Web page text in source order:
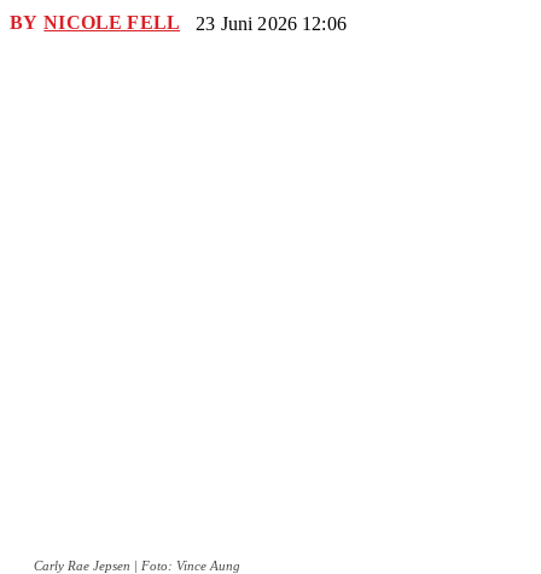
BY NICOLE FELL 23 Juni 2026 12:06
Carly Rae Jepsen | Foto: Vince Aung